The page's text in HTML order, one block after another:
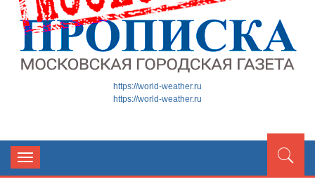
МОСКОВСКАЯ ГОРОДСКАЯ
https://world-weather.ru
https://world-weather.ru
Toggle
navigation